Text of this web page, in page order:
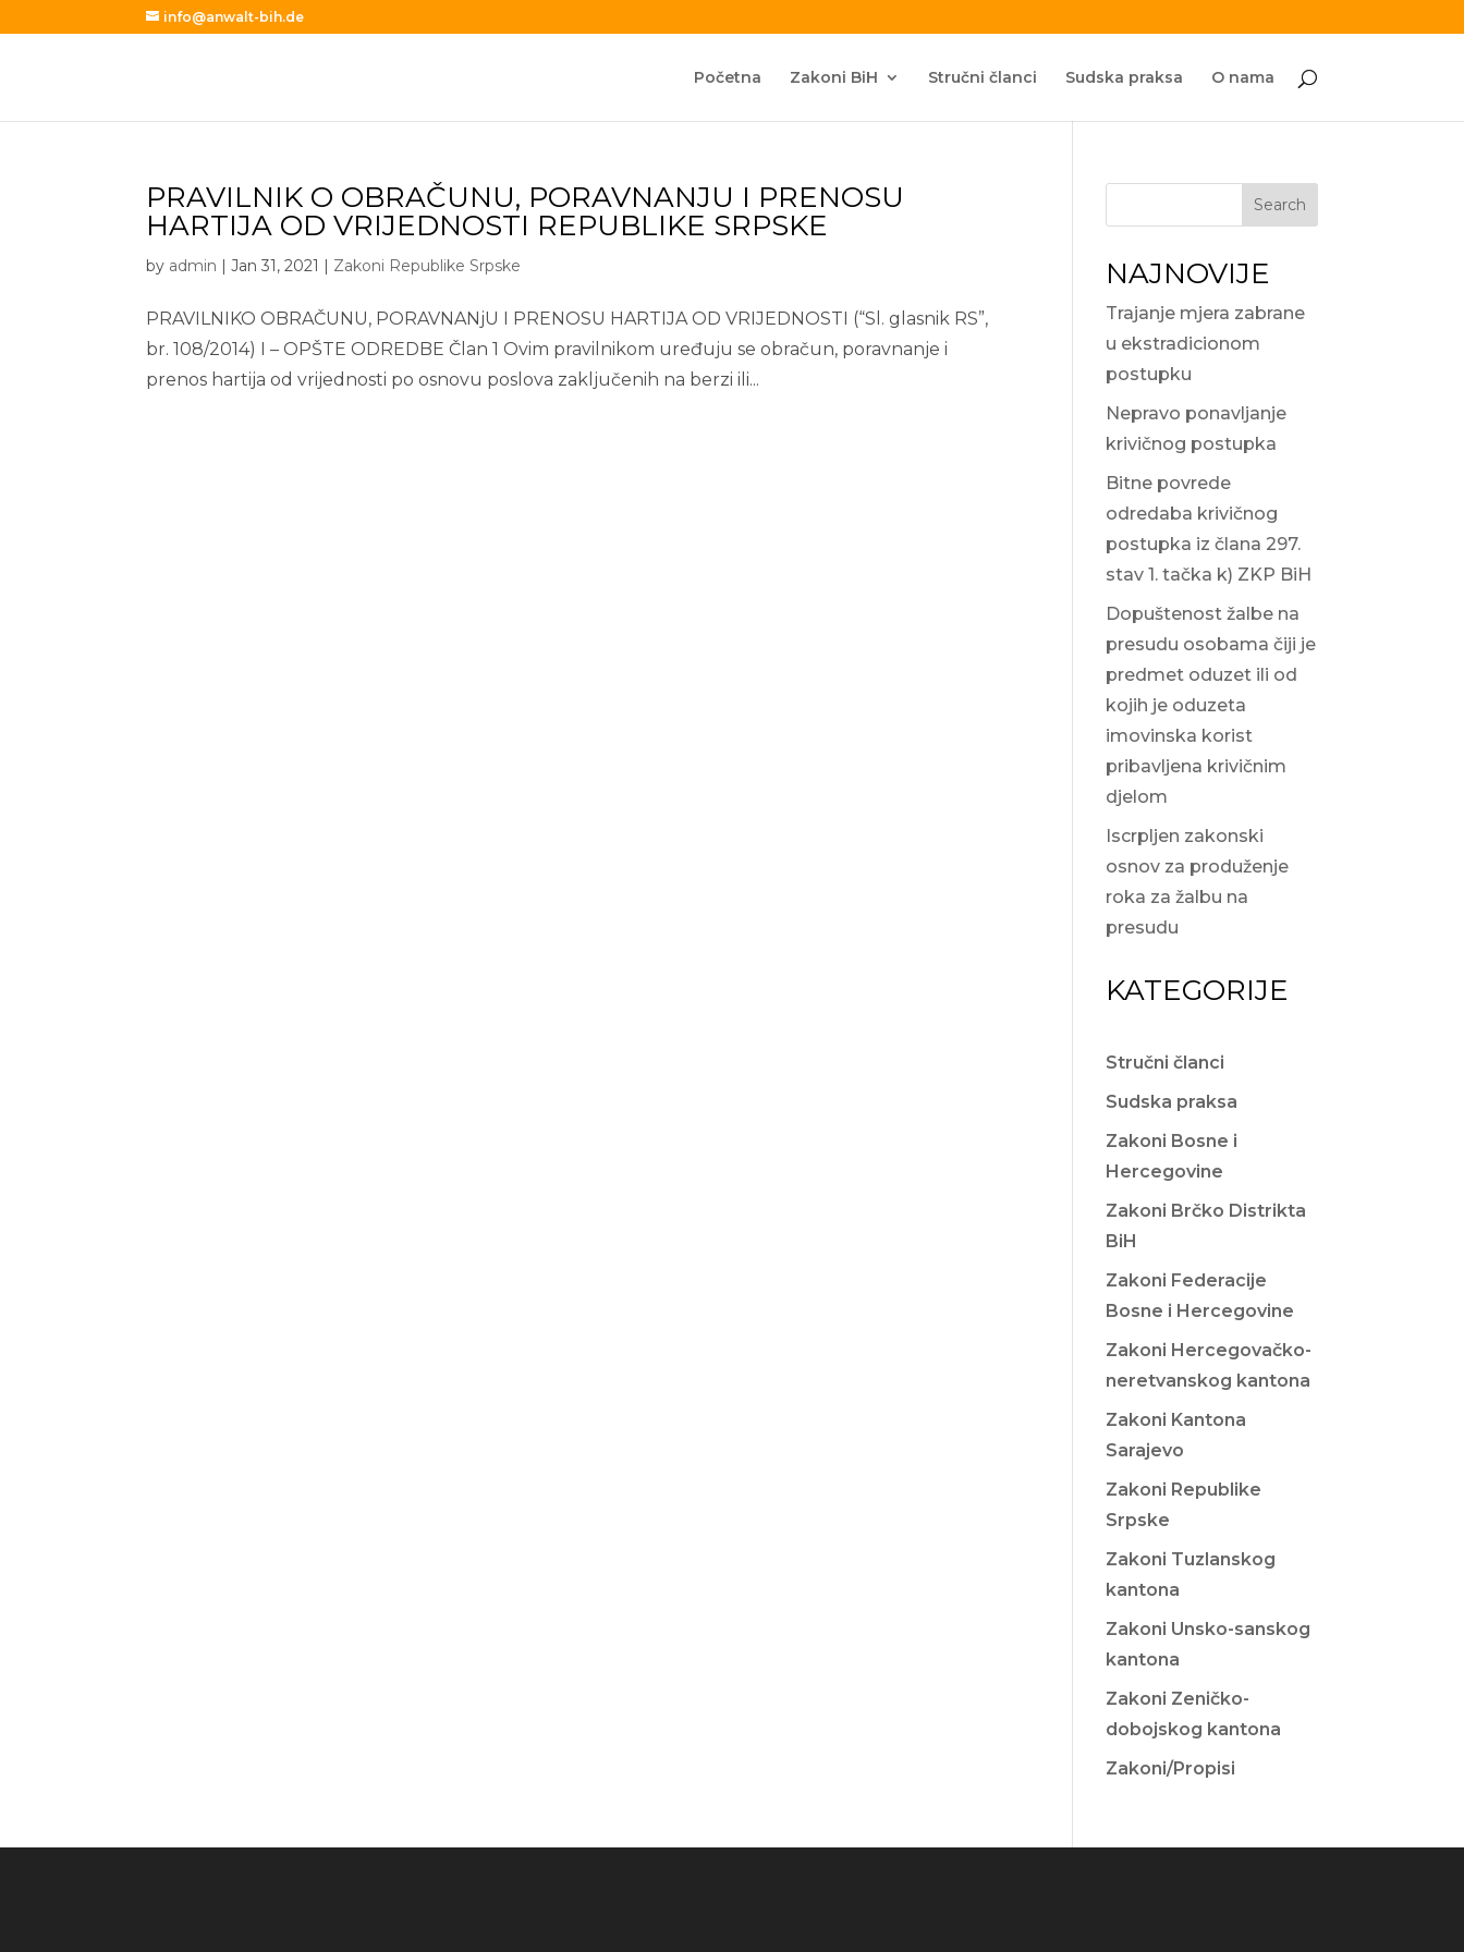
info@anwalt-bih.de
Početna Zakoni BiH Stručni članci Sudska praksa O nama
PRAVILNIK O OBRAČUNU, PORAVNANJU I PRENOSU
HARTIJA OD VRIJEDNOSTI REPUBLIKE SRPSKE
by admin |Jan 31, 2021 | Zakoni Republike Srpske
PRAVILNIKO OBRAČUNU, PORAVNANjU I PRENOSU HARTIJA OD VRIJEDNOSTI (“Sl. glasnik RS”,
br. 108/2014) I – OPŠTE ODREDBE Član 1 Ovim pravilnikom uređuju se obračun, poravnanje i
prenos hartija od vrijednosti po osnovu poslova zaključenih na berzi ili...
Search
NAJNOVIJE
Trajanje mjera zabrane
u ekstradicionom
postupku
Nepravo ponavljanje
krivičnog postupka
Bitne povrede
odredaba krivičnog
postupka iz člana 297.
stav 1. tačka k) ZKP BiH
Dopuštenost žalbe na
presudu osobama čiji je
predmet oduzet ili od
kojih je oduzeta
imovinska korist
pribavljena krivičnim
djelom
Iscrpljen zakonski
osnov za produženje
roka za žalbu na
presudu
KATEGORIJE
Stručni članci
Sudska praksa
Zakoni Bosne i
Hercegovine
Zakoni Brčko Distrikta
BiH
Zakoni Federacije
Bosne i Hercegovine
Zakoni Hercegovačko-
neretvanskog kantona
Zakoni Kantona
Sarajevo
Zakoni Republike
Srpske
Zakoni Tuzlanskog
kantona
Zakoni Unsko-sanskog
kantona
Zakoni Zeničko-
dobojskog kantona
Zakoni/Propisi